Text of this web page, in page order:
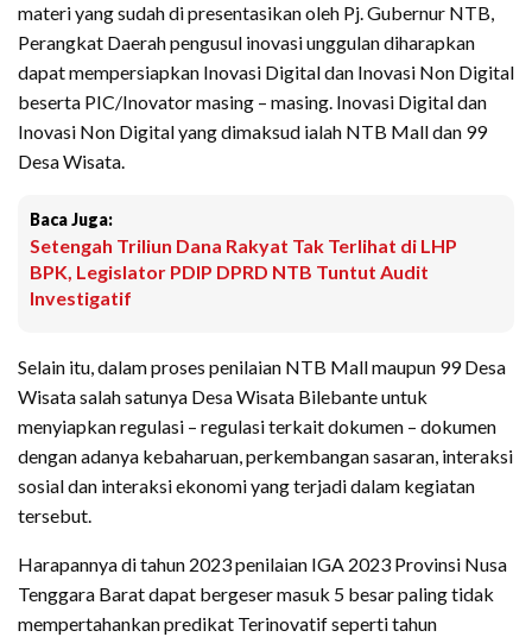
materi yang sudah di presentasikan oleh Pj. Gubernur NTB,
Perangkat Daerah pengusul inovasi unggulan diharapkan
dapat mempersiapkan Inovasi Digital dan Inovasi Non Digital
beserta PIC/Inovator masing – masing. Inovasi Digital dan
Inovasi Non Digital yang dimaksud ialah NTB Mall dan 99
Desa Wisata.
Baca Juga:
Setengah Triliun Dana Rakyat Tak Terlihat di LHP
BPK, Legislator PDIP DPRD NTB Tuntut Audit
Investigatif
Selain itu, dalam proses penilaian NTB Mall maupun 99 Desa
Wisata salah satunya Desa Wisata Bilebante untuk
menyiapkan regulasi – regulasi terkait dokumen – dokumen
dengan adanya kebaharuan, perkembangan sasaran, interaksi
sosial dan interaksi ekonomi yang terjadi dalam kegiatan
tersebut.
Harapannya di tahun 2023 penilaian IGA 2023 Provinsi Nusa
Tenggara Barat dapat bergeser masuk 5 besar paling tidak
mempertahankan predikat Terinovatif seperti tahun